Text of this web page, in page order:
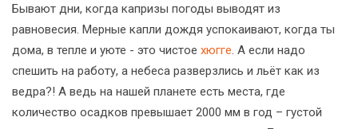
Бывают дни, когда капризы погоды выводят из
равновесия. Мерные капли дождя успокаивают, когда ты
дома, в тепле и уюте - это чистое хюгге. А если надо
спешить на работу, а небеса разверзлись и льёт как из
ведра?! А ведь на нашей планете есть места, где
количество осадков превышает 2000 мм в год – густой